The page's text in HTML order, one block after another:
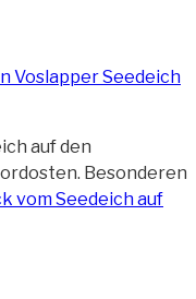
auf den
Besonderen
vom Seedeich auf